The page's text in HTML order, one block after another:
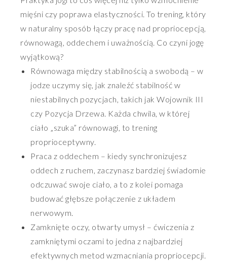
mięśni czy poprawa elastyczności. To trening, który
w naturalny sposób łączy pracę nad propriocepcją,
równowagą, oddechem i uważnością. Co czyni jogę
wyjątkową?
Równowaga między stabilnością a swobodą – w
jodze uczymy się, jak znaleźć stabilność w
niestabilnych pozycjach, takich jak Wojownik III
czy Pozycja Drzewa. Każda chwila, w której
ciało „szuka” równowagi, to trening
proprioceptywny.
Praca z oddechem – kiedy synchronizujesz
oddech z ruchem, zaczynasz bardziej świadomie
odczuwać swoje ciało, a to z kolei pomaga
budować głębsze połączenie z układem
nerwowym.
Zamknięte oczy, otwarty umysł – ćwiczenia z
zamkniętymi oczami to jedna z najbardziej
efektywnych metod wzmacniania propriocepcji.